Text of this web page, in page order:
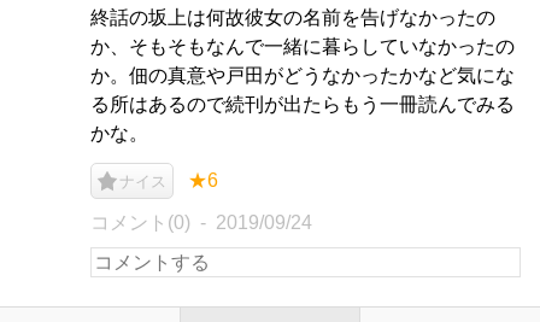
終話の坂上は何故彼女の名前を告げなかったの
か、そもそもなんで一緒に暮らしていなかったの
か。佃の真意や戸田がどうなかったかなど気にな
る所はあるので続刊が出たらもう一冊読んでみる
かな。
ナイス ★6
コメント(0) 2019/09/24